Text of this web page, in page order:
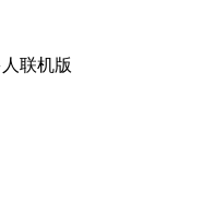
联机版